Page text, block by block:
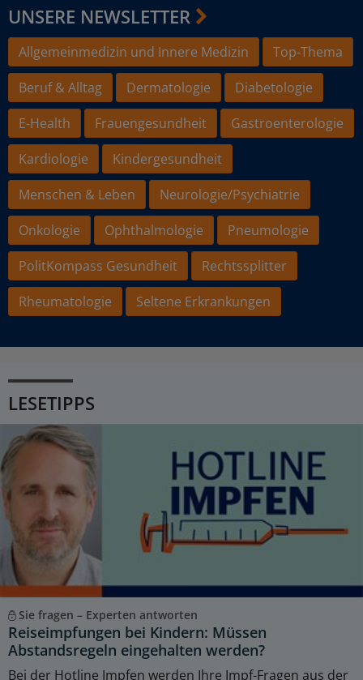
UNSERE NEWSLETTER
Allgemeinmedizin und Innere Medizin
Top-Thema
Beruf & Alltag
Dermatologie
Diabetologie
E-Health
Frauengesundheit
Gastroenterologie
Kardiologie
Kindergesundheit
Menschen & Leben
Neurologie/Psychiatrie
Onkologie
Ophthalmologie
Pneumologie
PolitKompass Gesundheit
Rechtssplitter
Rheumatologie
Seltene Erkrankungen
LESETIPPS
Sie fragen – Experten antworten
Reiseimpfungen bei Kindern: Müssen
Abstandsregeln eingehalten werden?
Bei der Hotline Impfen werden Ihre Impf-Fragen aus der